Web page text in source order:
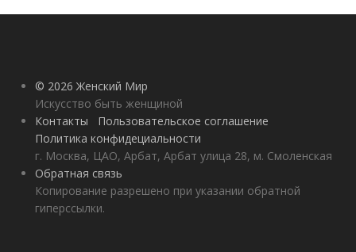
© 2026 Женский Мир
Искусство быть женщиной
Контакты
Пользовательское соглашение
Политика конфидециальности
г. Москва, ЦАО, Арбат, Арбат улица 28, м. Смоленская
Обратная связь
Копирование разрешено при указании обратной
гиперссылки.